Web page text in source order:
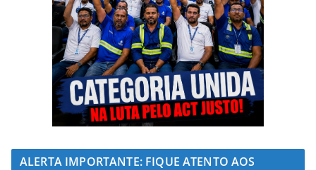
ALERTA IMPORTANTE: FIQUE ATENTO AOS